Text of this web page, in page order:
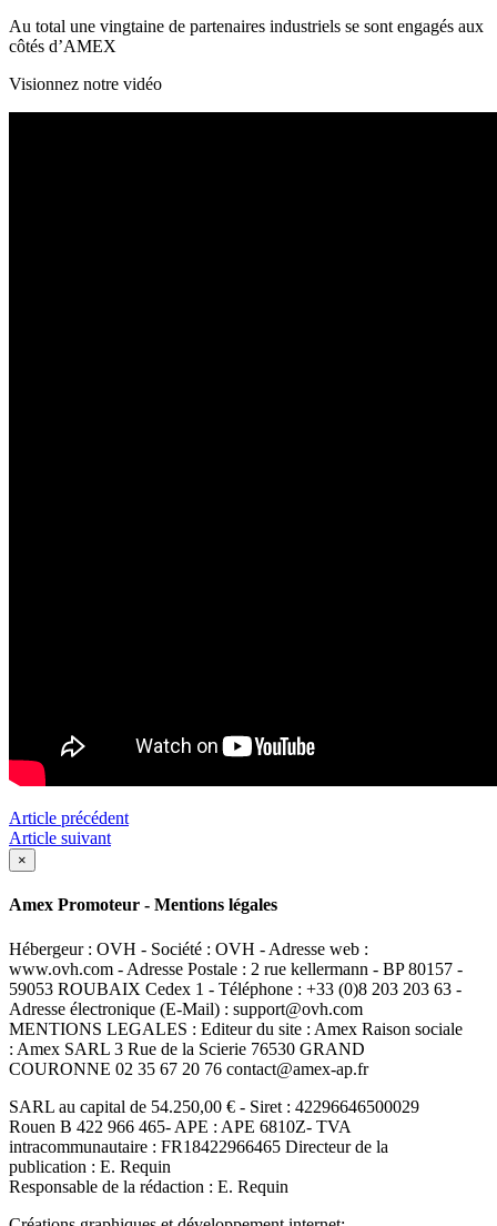
Au total une vingtaine de partenaires industriels se sont engagés aux
côtés d’AMEX
Visionnez notre vidéo
Article précédent
Article suivant
×
Amex Promoteur - Mentions légales
Hébergeur : OVH - Société : OVH - Adresse web :
www.ovh.com - Adresse Postale : 2 rue kellermann - BP 80157 -
59053 ROUBAIX Cedex 1 - Téléphone : +33 (0)8 203 203 63 -
Adresse électronique (E-Mail) : support@ovh.com
MENTIONS LEGALES : Editeur du site : Amex Raison sociale
: Amex SARL 3 Rue de la Scierie 76530 GRAND
COURONNE 02 35 67 20 76 contact@amex-ap.fr
SARL au capital de 54.250,00 € - Siret : 42296646500029
Rouen B 422 966 465- APE : APE 6810Z- TVA
intracommunautaire : FR18422966465 Directeur de la
publication : E. Requin
Responsable de la rédaction : E. Requin